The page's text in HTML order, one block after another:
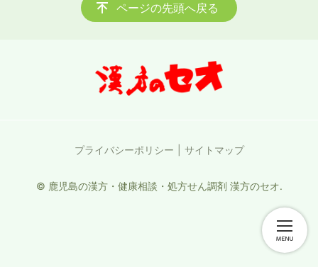
ページの先頭へ戻る
プライバシーポリシー サイトマップ
© 鹿児島の漢方・健康相談・処方せん調剤 漢方のセオ.